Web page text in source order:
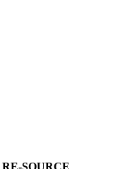
RE-SOURCE